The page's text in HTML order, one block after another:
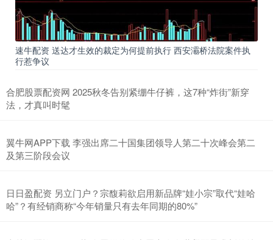
速牛配资 送达才生效的裁定为何提前执行 西安灞桥法院案件执
行惹争议
合肥股票配资网 2025秋冬告别紧绷牛仔裤，这7种“炸街”新穿
法，才真叫时髦
翼牛网APP下载 李强出席二十国集团领导人第二十次峰会第二
及第三阶段会议
日日盈配资 另立门户？宗馥莉欲启用新品牌“娃小宗”取代“娃哈
哈”？有经销商称“今年销量只有去年同期的80%”